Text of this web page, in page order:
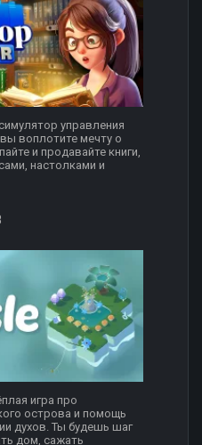
управления
воплотите мечту о
и продавайте книги,
настолками и
игра про
острова и помощь
духов. Ты будешь шаг
дом, сажать